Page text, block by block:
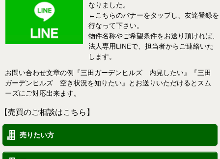
なりました。
←こちらのバナーをタップし、友達登録を
行なって下さい。
物件名称やご希望条件をお送り頂ければ、
法人専用LINEで、担当者からご連絡いた
します。
お問い合わせ文章の例『三田ガーデンヒルズ 内見したい』『三田
ガーデンヒルズ 空き状況を知りたい』とお送りいただけるとスム
ーズにご対応出来ます。
【売買のご相談はこちら】
売りたい方